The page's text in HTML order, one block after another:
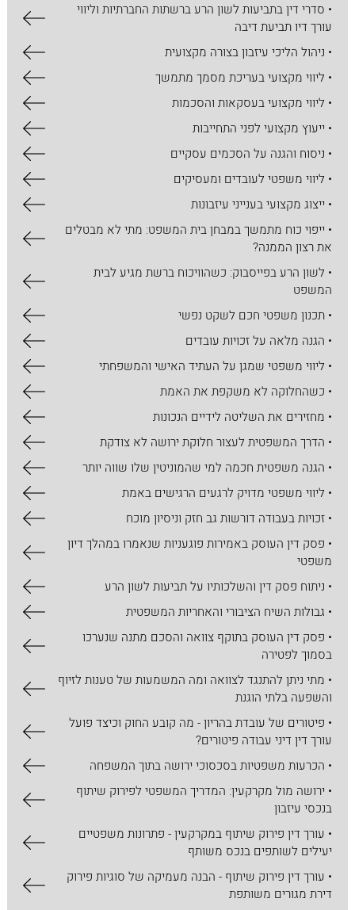
• סדרי דין בתביעות לשון הרע ברשתות החברתיות וליווי
עורך דיו תביעת דיבה
• ניהול הליכי עיזבון בצורה מקצועית
• ליווי מקצועי בעריכת מסמך מתמשך
• ליווי מקצועי בעסקאות והסכמות
• ייעוץ מקצועי לפני התחייבות
• ניסוח והגנה על הסכמים עסקיים
• ליווי משפטי לעובדים ומעסיקים
• ייצוג מקצועי בענייני עיזבונות
• ייפוי כוח מתמשך במבחן בית המשפט: מתי לא מבטלים
את רצון הממנה?
• לשון הרע בפייסבוק: כשהוויכוח ברשת מגיע לבית
המשפט
• תכנון משפטי חכם לשקט נפשי
• הגנה מלאה על זכויות עובדים
• ליווי משפטי שמגן על העתיד האישי והמשפחתי
• כשהחלוקה לא משקפת את האמת
• מחזירים את השליטה לידיים הנכונות
• הדרך המשפטית לעצור חלוקת ירושה לא צודקת
• הגנה משפטית חכמה למי שהמוניטין שלו שווה יותר
• ליווי משפטי מדויק לרגעים הרגישים באמת
• זכויות בעבודה דורשות גב חזק וניסיון מוכח
• פסק דין העוסק באמירות פוגעניות שנאמרו במהלך דיון
משפטי
• ניתוח פסק דין והשלכותיו על תביעות לשון הרע
• גבולות השיח הציבורי והאחריות המשפטית
• פסק דין העוסק בתוקף צוואה והסכם מתנה שנערכו
בסמוך לפטירה
• מתי ניתן להתנגד לצוואה ומה המשמעות של טענות לזיוף
והשפעה בלתי הוגנת
• פיטורים של עובדת בהריון - מה קובע החוק וכיצד פועל
עורך דין דיני עבודה פיטורים?
• הכרעות משפטיות בסכסוכי ירושה בתוך המשפחה
• ירושה מול מקרקעין: המדריך המשפטי לפירוק שיתוף
בנכסי עיזבון
• עורך דין פירוק שיתוף במקרקעין - פתרונות משפטיים
יעילים לשותפים בנכס משותף
• עורך דין פירוק שיתוף - הבנה מעמיקה של סוגיות פירוק
דירת מגורים משותפת